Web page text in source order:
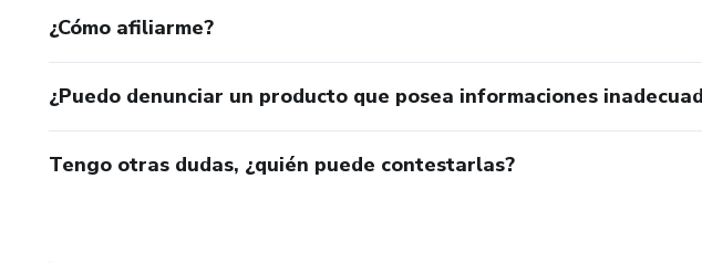
¿Cómo afiliarme?
¿Puedo denunciar un producto que posea informaciones
Tengo otras dudas, ¿quién puede contestarlas?